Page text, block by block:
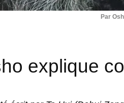
Par
explique